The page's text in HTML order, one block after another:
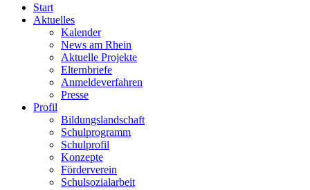
Start
Aktuelles
Kalender
News am Rhein
Aktuelle Projekte
Elternbriefe
Anmeldeverfahren
Presse
Profil
Bildungslandschaft
Schulprogramm
Schulprofil
Konzepte
Förderverein
Schulsozialarbeit